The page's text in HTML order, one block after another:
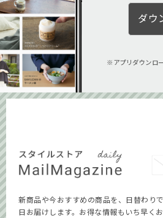
ダウ
アプリダウンロ
新商品や今おすすめの商品を、日替わり
日お届けします。お得な情報もいち早く